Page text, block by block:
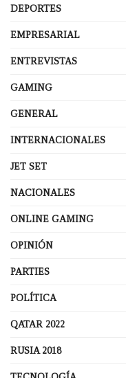
DEPORTES
EMPRESARIAL
ENTREVISTAS
GAMING
GENERAL
INTERNACIONALES
JET SET
NACIONALES
ONLINE GAMING
OPINIÓN
PARTIES
POLÍTICA
QATAR 2022
RUSIA 2018